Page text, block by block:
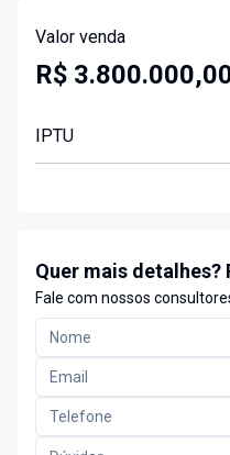
Valor venda
R$
IPTU
Quer mais detalhes?
Fale com nossos